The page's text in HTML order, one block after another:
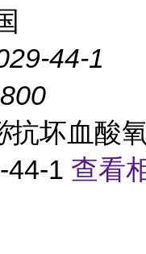
44-1
抗坏血酸
44-1 查看